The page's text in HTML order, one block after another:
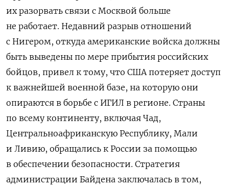
их разорвать связи с Москвой больше
не работает. Недавний разрыв отношений
с Нигером, откуда американские войска должны
быть выведены по мере прибытия российских
бойцов, привел к тому, что США потеряет доступ
к важнейшей военной базе, на которую они
опираются в борьбе с ИГИЛ в регионе. Страны
по всему континенту, включая Чад,
Центральноафриканскую Республику, Мали
и Ливию, обращались к России за помощью
в обеспечении безопасности. Стратегия
администрации Байдена заключалась в том,